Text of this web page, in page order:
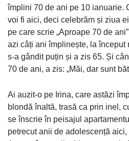
împlini 70 de ani pe 10 ianuarie.
voi fi aici, deci celebrăm și ziua
pe care scrie „Aproape 70 de
azi câți ani împlinește, la început
s-a gândit puțin și a zis 65. Și
70 de ani, a zis: „Măi, dar sunt
Ai auzit-o pe Irina, care astăzi
blondă înaltă, trasă ca prin inel,
se înscrie în peisajul
petrecut anii de adolescență